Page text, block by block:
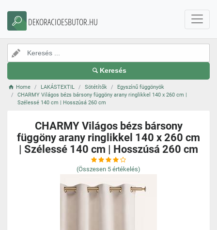
DEKORACIOESBUTOR.HU
Keresés
Home LAKÁSTEXTIL Sötétítők
Egyszínű függönyök
CHARMY Világos bézs bársony függöny arany ringlikkel 140 x 260 cm |
Szélessé 140 cm | Hosszúsá 260 cm
CHARMY Világos bézs bársony
függöny arany ringlikkel 140 x 260 cm
| Szélessé 140 cm | Hosszúsá 260 cm
(Összesen 5 értékelés)